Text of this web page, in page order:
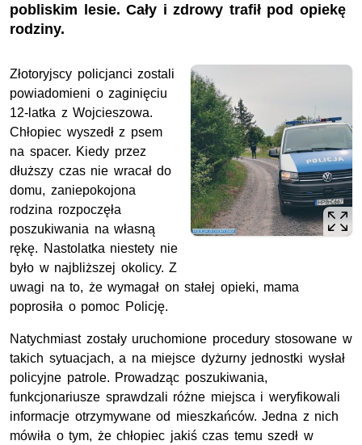
pobliskim lesie. Cały i zdrowy trafił pod opiekę
rodziny.
Złotoryjscy policjanci zostali
powiadomieni o zaginięciu
12-latka z Wojcieszowa.
Chłopiec wyszedł z psem
na spacer. Kiedy przez
dłuższy czas nie wracał do
domu, zaniepokojona
rodzina rozpoczęła
poszukiwania na własną
rękę. Nastolatka niestety nie
było w najbliższej okolicy. Z
uwagi na to, że wymagał on stałej opieki, mama
poprosiła o pomoc Policję.
Natychmiast zostały uruchomione procedury stosowane w
takich sytuacjach, a na miejsce dyżurny jednostki wysłał
policyjne patrole. Prowadząc poszukiwania,
funkcjonariusze sprawdzali różne miejsca i weryfikowali
informacje otrzymywane od mieszkańców. Jedna z nich
mówiła o tym, że chłopiec jakiś czas temu szedł w